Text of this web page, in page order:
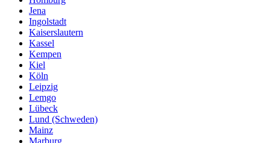
Jena
Ingolstadt
Kaiserslautern
Kassel
Kempen
Kiel
Köln
Leipzig
Lemgo
Lübeck
Lund (Schweden)
Mainz